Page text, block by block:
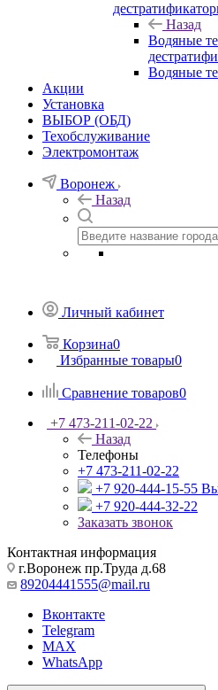
Назад
Водяные
Водяные
Акции
Установка
ВЫБОР (ОБД)
Техобслуживание
Электромонтаж
Воронеж
Назад
Личный кабинет
Корзина0
Избранные товары0
Сравнение товаров0
+7 473-211-02-22
Назад
Телефоны
+7 473-211-02-22
+7 920-444-15-55
+7 920-444-32-22
Заказать звонок
Контактная информация
г.Воронеж пр.Труда д.68
89204441555@mail.ru
Вконтакте
Telegram
MAX
WhatsApp